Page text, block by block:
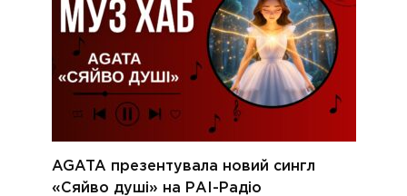
AGATA презентувала новий сингл
«Сяйво душі» на РАІ-Радіо